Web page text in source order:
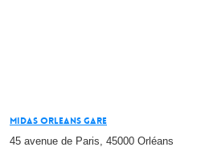
Midas ORLEANS GARE
45 avenue de Paris, 45000 Orléans